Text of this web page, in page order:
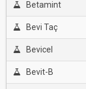
Betamint
Bevi Taç
Bevicel
Bevit-B